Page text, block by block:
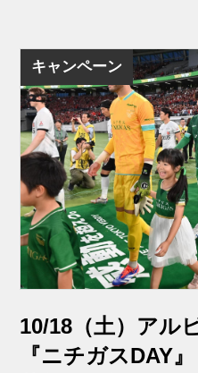
キャンペーン
10/18（土）アル
『ニチガスDAY